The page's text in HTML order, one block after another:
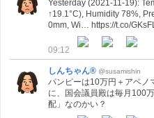
Yesterday (2021-11-19):
↑19.1°C), Humidity 78%,
0mm, Wi… https://t.co/
09:12
しんちゃん® @susamishin
パンピーは10万円＋アベノ
に、国会議員殿は毎月100
配」なのかい？